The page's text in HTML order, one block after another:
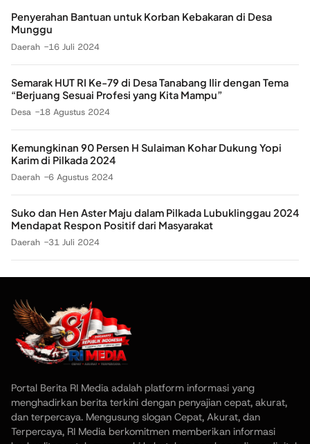
Penyerahan Bantuan untuk Korban Kebakaran di Desa
Munggu
Daerah 16 Juli 2024
Semarak HUT RI Ke-79 di Desa Tanabang Ilir dengan Tema
“Berjuang Sesuai Profesi yang Kita Mampu”
Desa 18 Agustus 2024
Kemungkinan 90 Persen H Sulaiman Kohar Dukung Yopi
Karim di Pilkada 2024
Daerah 6 Agustus 2024
Suko dan Hen Aster Maju dalam Pilkada Lubuklinggau 2024
Mendapat Respon Positif dari Masyarakat
Daerah 31 Juli 2024
Portal Berita RI Media adalah platform informasi yang
menghadirkan berita terkini dengan penyajian cepat, akurat,
dan terpercaya. Mengusung slogan Cepat, Akurat, dan
Terpercaya, RI Media berkomitmen memberikan informasi